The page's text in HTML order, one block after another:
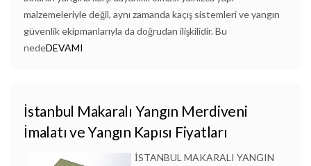
malzemeleriyle değil, aynı zamanda kaçış sistemleri ve yangın
güvenlik ekipmanlarıyla da doğrudan ilişkilidir. Bu
nedeDEVAMI
İstanbul Makaralı Yangın Merdiveni
İmalatı ve Yangın Kapısı Fiyatları
İSTANBUL MAKARALI YANGIN